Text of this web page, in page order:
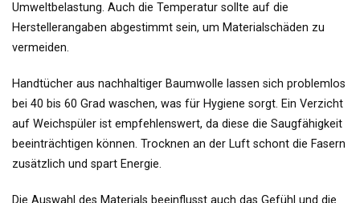
Umweltbelastung. Auch die Temperatur sollte auf die
Herstellerangaben abgestimmt sein, um Materialschäden zu
vermeiden.
Handtücher aus nachhaltiger Baumwolle lassen sich problemlos
bei 40 bis 60 Grad waschen, was für Hygiene sorgt. Ein Verzicht
auf Weichspüler ist empfehlenswert, da diese die Saugfähigkeit
beeinträchtigen können. Trocknen an der Luft schont die Fasern
zusätzlich und spart Energie.